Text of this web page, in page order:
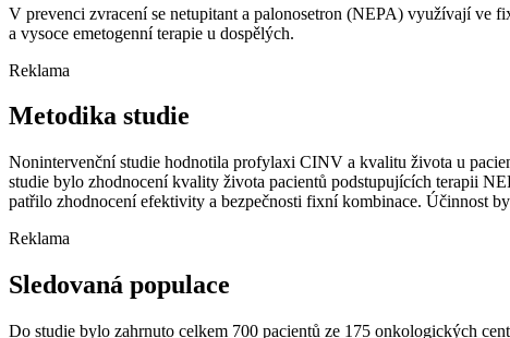
V prevenci zvracení se netupitant a palonosetron (NEPA) využívají ve
a vysoce emetogenní terapie u dospělých.
Reklama
Metodika studie
Nonintervenční studie hodnotila profylaxi CINV a kvalitu života u
studie bylo zhodnocení kvality života pacientů podstupujících terapii
patřilo zhodnocení efektivity a bezpečnosti fixní kombinace. Účinnost
Reklama
Sledovaná populace
Do studie bylo zahrnuto celkem 700 pacientů ze 175 onkologických